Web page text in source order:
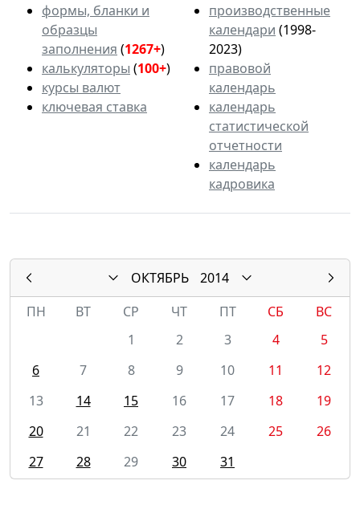
формы, бланки и
образцы
заполнения (1267+)
калькуляторы (100+)
курсы валют
ключевая ставка
производственные
календари (1998-
2023)
правовой
календарь
календарь
статистической
отчетности
календарь
кадровика
ОКТЯБРЬ
2014
ПН
ВТ СР ЧТ ПТ СБ
ВС
1
2 3 4
5
6
7 8 9 10 11
12
13
14 15 16 17 18
19
20
21 22 23 24 25
26
27
28 29 30 31